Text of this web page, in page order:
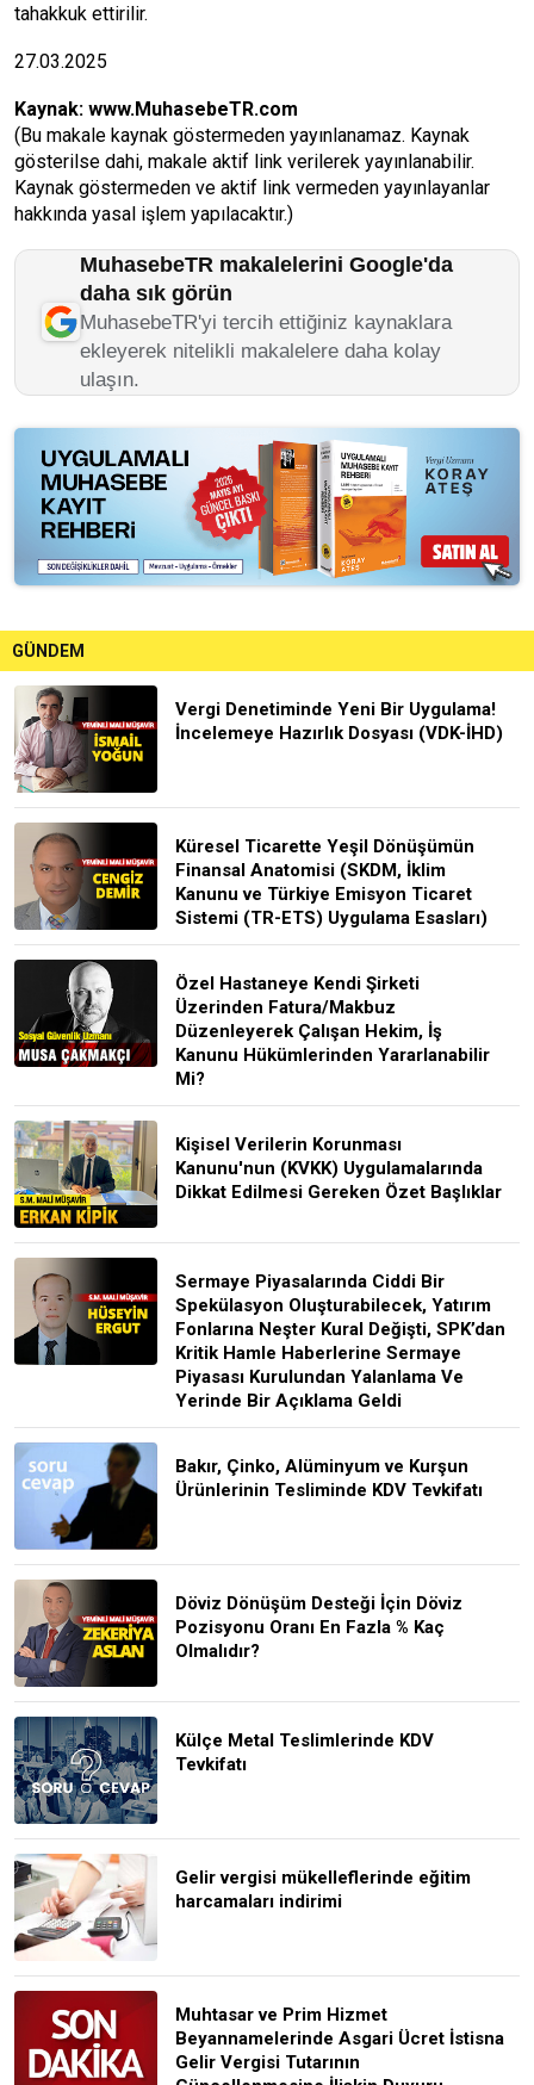
tahakkuk ettirilir.
27.03.2025
Kaynak: www.MuhasebeTR.com
(Bu makale kaynak göstermeden yayınlanamaz. Kaynak
gösterilse dahi, makale aktif link verilerek yayınlanabilir.
Kaynak göstermeden ve aktif link vermeden yayınlayanlar
hakkında yasal işlem yapılacaktır.)
MuhasebeTR makalelerini Google'da
daha sık görün
MuhasebeTR'yi tercih ettiğiniz kaynaklara
ekleyerek nitelikli makalelere daha kolay
ulaşın.
GÜNDEM
Vergi Denetiminde Yeni Bir Uygulama!
İncelemeye Hazırlık Dosyası (VDK-İHD)
Küresel Ticarette Yeşil Dönüşümün
Finansal Anatomisi (SKDM, İklim
Kanunu ve Türkiye Emisyon Ticaret
Sistemi (TR-ETS) Uygulama Esasları)
Özel Hastaneye Kendi Şirketi
Üzerinden Fatura/Makbuz
Düzenleyerek Çalışan Hekim, İş
Kanunu Hükümlerinden Yararlanabilir
Mi?
Kişisel Verilerin Korunması
Kanunu'nun (KVKK) Uygulamalarında
Dikkat Edilmesi Gereken Özet Başlıklar
Sermaye Piyasalarında Ciddi Bir
Spekülasyon Oluşturabilecek, Yatırım
Fonlarına Neşter Kural Değişti, SPK’dan
Kritik Hamle Haberlerine Sermaye
Piyasası Kurulundan Yalanlama Ve
Yerinde Bir Açıklama Geldi
Bakır, Çinko, Alüminyum ve Kurşun
Ürünlerinin Tesliminde KDV Tevkifatı
Döviz Dönüşüm Desteği İçin Döviz
Pozisyonu Oranı En Fazla % Kaç
Olmalıdır?
Külçe Metal Teslimlerinde KDV
Tevkifatı
Gelir vergisi mükelleflerinde eğitim
harcamaları indirimi
Muhtasar ve Prim Hizmet
Beyannamelerinde Asgari Ücret İstisna
Gelir Vergisi Tutarının